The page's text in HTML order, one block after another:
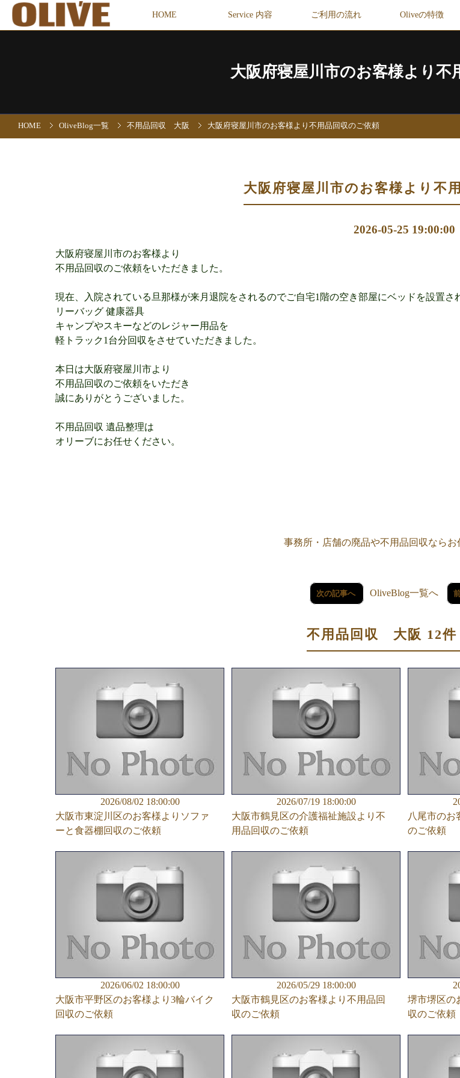
HOME Service 内容 ご利用の流れ Oliveの特徴
大阪府寝屋川市のお客様より不
HOME OliveBlog一覧 不用品回収 大阪 大阪府寝屋川市のお客様より不用品回収のご依頼
大阪府寝屋川市のお客様より不
2026-05-25 19:00:00
大阪府寝屋川市のお客様より
不用品回収のご依頼をいただきました。
現在、入院されている旦那様が来月退院をされるのでご自宅1階の空き部屋にベッドを設置
リーバッグ 健康器具
キャンプやスキーなどのレジャー用品を
軽トラック1台分回収をさせていただきました。
本日は大阪府寝屋川市より
不用品回収のご依頼をいただき
誠にありがとうございました。
不用品回収 遺品整理は
オリーブにお任せください。
事務所・店舗の廃品や不用品回収ならお
次の記事へ OliveBlog一覧へ
不用品回収 大阪 12件
2026/08/02 18:00:00
大阪市東淀川区のお客様よりソファ
ーと食器棚回収のご依頼
2026/07/19 18:00:00
大阪市鶴見区の介護福祉施設より不
用品回収のご依頼
八尾市のお
のご依頼
2026/06/02 18:00:00
大阪市平野区のお客様より3輪バイク
回収のご依頼
2026/05/29 18:00:00
大阪市鶴見区のお客様より不用品回
収のご依頼
堺市堺区の
収のご依頼